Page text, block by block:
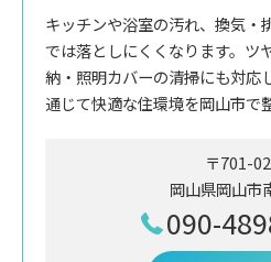
キッチンや浴室の汚れ、換気・
では落としにくくなります。ツ
納・照明カバーの清掃にも対応
通じて快適な住環境を岡山市で
〒701-
岡山県岡山市
090-